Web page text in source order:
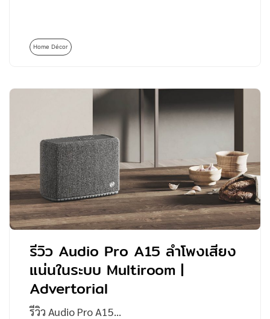
Home Décor
รีวิว Audio Pro A15 ลำโพงเสียง
แน่นในระบบ Multiroom |
Advertorial
รีวิว Audio Pro A15…